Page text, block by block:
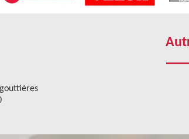
de gouttière. Ils mettront en œuvre les
intervenir rapidement et efficacement
ville de Saint Leu La Foret. Sachez que nous